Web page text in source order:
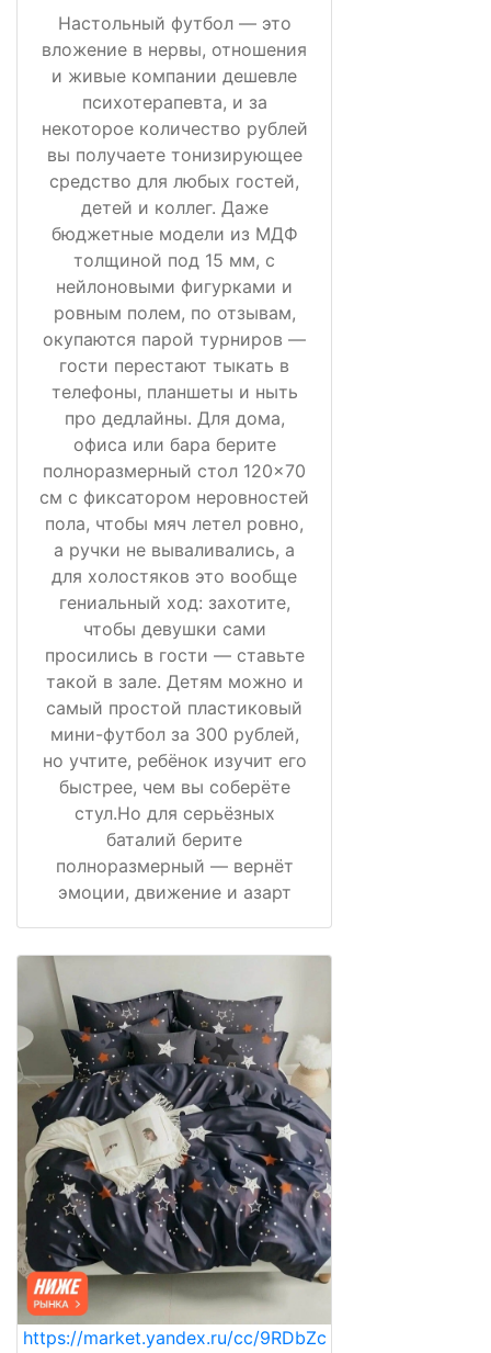
Настольный футбол — это
вложение в нервы, отношения
и живые компании дешевле
психотерапевта, и за
некоторое количество рублей
вы получаете тонизирующее
средство для любых гостей,
детей и коллег. Даже
бюджетные модели из МДФ
толщиной под 15 мм, с
нейлоновыми фигурками и
ровным полем, по отзывам,
окупаются парой турниров —
гости перестают тыкать в
телефоны, планшеты и ныть
про дедлайны. Для дома,
офиса или бара берите
полноразмерный стол 120×70
см с фиксатором неровностей
пола, чтобы мяч летел ровно,
а ручки не вываливались, а
для холостяков это вообще
гениальный ход: захотите,
чтобы девушки сами
просились в гости — ставьте
такой в зале. Детям можно и
самый простой пластиковый
мини-футбол за 300 рублей,
но учтите, ребёнок изучит его
быстрее, чем вы соберёте
стул.Но для серьёзных
баталий берите
полноразмерный — вернёт
эмоции, движение и азарт
https://market.yandex.ru/cc/9RDbZc